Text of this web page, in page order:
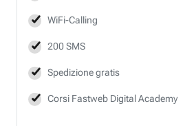
WiFi-Calling
200 SMS
Spedizione gratis
Corsi Fastweb Digital Academy